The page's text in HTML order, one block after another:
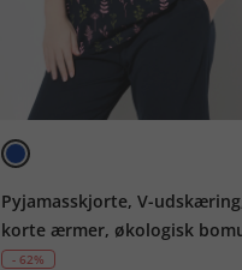
Pyjamasskjorte, V-
korte ærmer, økologisk
- 62%